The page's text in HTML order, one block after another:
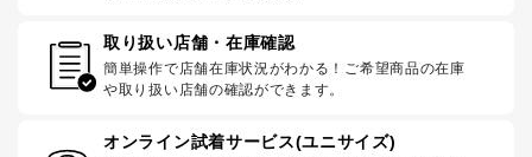
取り扱い店舗・在庫確認
簡単操作で店舗在庫状況がわかる！ご希望商品の在庫
や取り扱い店舗の確認ができます。
オンライン試着サービス(ユニサイズ)